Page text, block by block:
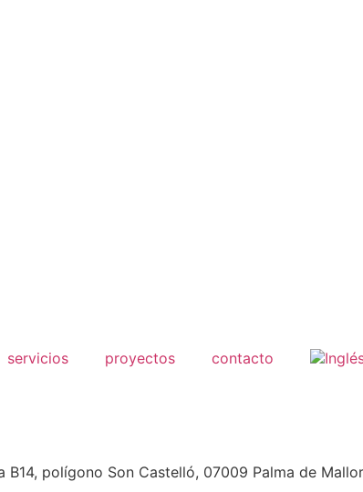
servicios proyectos contacto
B14, polígono Son Castelló, 07009 Palma de